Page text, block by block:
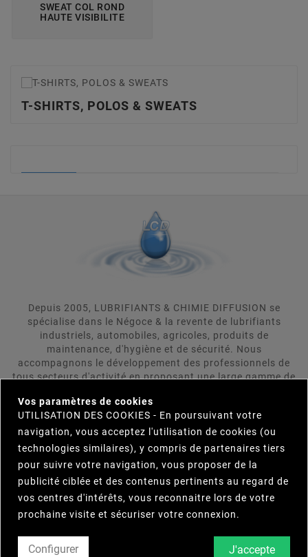
SWEAT COL ROND
HAUTE VISIBILITE
T-SHIRTS, POLOS & SWEATS
Depuis 2005, LUBRIFIANTS & CHIMIE DIFFUSION se
spécialise dans le Négoce & la revente de lubrifiants
industriels, automobiles, agricoles, produits de
maintenance, d'hygiène et de sécurité. Nous
accompagnons le développement des professionnels de
tous secteurs d'activité en proposant une large gamme de
clients. LUBRIFIANTS & CHIMIE DIFFUSION se positionne
comme votre interlocuteur unique et s'engage à trouver
pour vous le produit répondant le plus précisement et le
plus efficacement à vos besoins. Parcourez notre
catalogue et n'hésitez pas à nous contacter.
INFORMATIONS
NOTRE SOCIÉTÉ 
Vos paramètres de cookies
UTILISATION DES COOKIES - En poursuivant votre
navigation, vous acceptez l'utilisation de cookies (ou
technologies similaires), y compris de partenaires tiers
pour suivre votre navigation, vous proposer de la
publicité ciblée et des contenus pertinents au regard de
vos centres d'intérêts, vous reconnaitre lors de votre
prochaine visite et sécuriser votre connexion.
J'accepte
Configurer